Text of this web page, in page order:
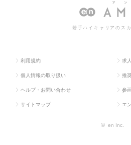
若手ハイキャリアのス
利用規約 求
個人情報の取り扱い 推
ヘルプ・お問い合わせ 参
サイトマップ エ
© en Inc.